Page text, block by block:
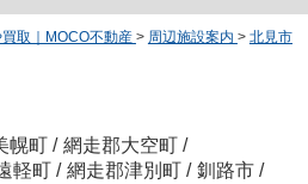
取｜MOCO不動産 > 周辺施設案内 > 北見市
幌町 / 網走郡大空町 /
軽町 / 網走郡津別町 / 釧路市 /